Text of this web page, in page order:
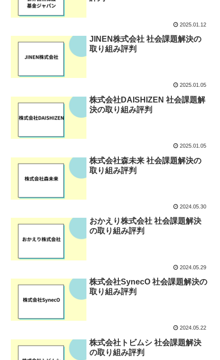
2025.01.12
JINEN株式会社 社会課題解決の
取り組み評判
2025.01.05
株式会社DAISHIZEN 社会課題解
決の取り組み評判
2025.01.05
株式会社森未来 社会課題解決の
取り組み評判
2024.05.30
おかえり株式会社 社会課題解決
の取り組み評判
2024.05.29
株式会社SynecO 社会課題解決の
取り組み評判
2024.05.22
株式会社トビムシ 社会課題解決
の取り組み評判